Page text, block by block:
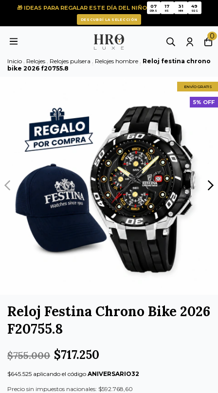
🎁 IDEAS PARA REGALAR ESTE DÍA DEL NIÑO
07
07
DÍAS
17
17
HS
31
31
MIN
49
49
SEG
DESCUBRÍ LA SELECCIÓN
0
Inicio Relojes Relojes pulsera Relojes hombre
Reloj festina chrono
bike 2026 f20755.8
ENVÍO GRATIS
5% OFF
Reloj Festina Chrono Bike 2026
F20755.8
$755.000 $717.250
$645.525 aplicando el código ANIVERSARIO32
Precio sin impuestos nacionales: $592.768,60